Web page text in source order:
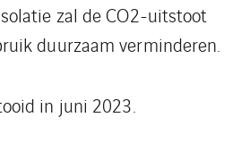
zal de CO2-uitstoot
duurzaam verminderen.
in juni 2023.